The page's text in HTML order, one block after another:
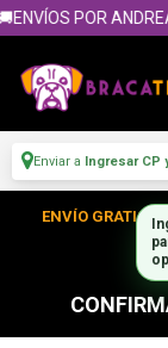
POR
Enviar a Ingresar CP
ENVÍO GRATIS